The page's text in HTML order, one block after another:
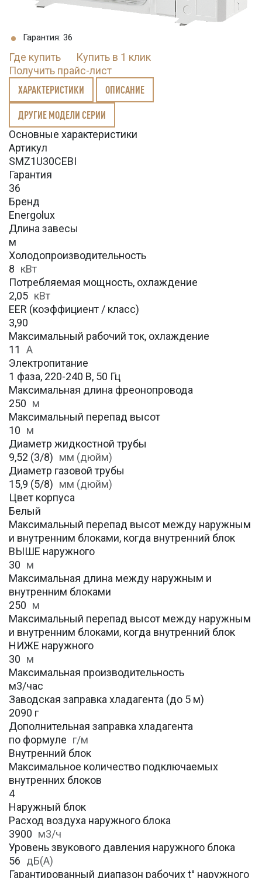
Гарантия: 36
Где купить
Купить в 1 клик
Получить прайс-лист
ХАРАКТЕРИСТИКИ ОПИСАНИЕ
ДРУГИЕ МОДЕЛИ СЕРИИ
Основные характеристики
Артикул
SMZ1U30CEBI
Гарантия
36
Бренд
Energolux
Длина завесы
м
Холодопроизводительность
8 кВт
Потребляемая мощность, охлаждение
2,05 кВт
EER (коэффициент / класс)
3,90
Максимальный рабочий ток, охлаждение
11
A
Электропитание
1 фаза, 220-240 В, 50 Гц
Максимальная длина фреонопровода
250 м
Максимальный перепад высот
10 м
Диаметр жидкостной трубы
9,52 (3/8) мм (дюйм)
Диаметр газовой трубы
15,9 (5/8) мм (дюйм)
Цвет корпуса
Белый
Максимальный перепад высот между наружным
и внутренним блоками, когда внутренний блок
ВЫШЕ наружного
30 м
Максимальная длина между наружным и
внутренним блоками
250 м
Максимальный перепад высот между наружным
и внутренним блоками, когда внутренний блок
НИЖЕ наружного
30 м
Максимальная производительность
м3/час
Заводская заправка хладагента (до 5 м)
2090 г
Дополнительная заправка хладагента
по формуле г/м
Внутренний блок
Максимальное количество подключаемых
внутренних блоков
4
Наружный блок
Расход воздуха наружного блока
3900 м3/ч
Уровень звукового давления наружного блока
56 дБ(А)
Гарантированный диапазон рабочих t° наружного